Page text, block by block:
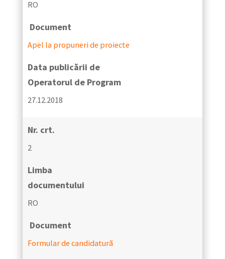
RO
Document
Apel la propuneri de proiecte
Data publicării de
Operatorul de Program
27.12.2018
Nr. crt.
2
Limba
documentului
RO
Document
Formular de candidatură